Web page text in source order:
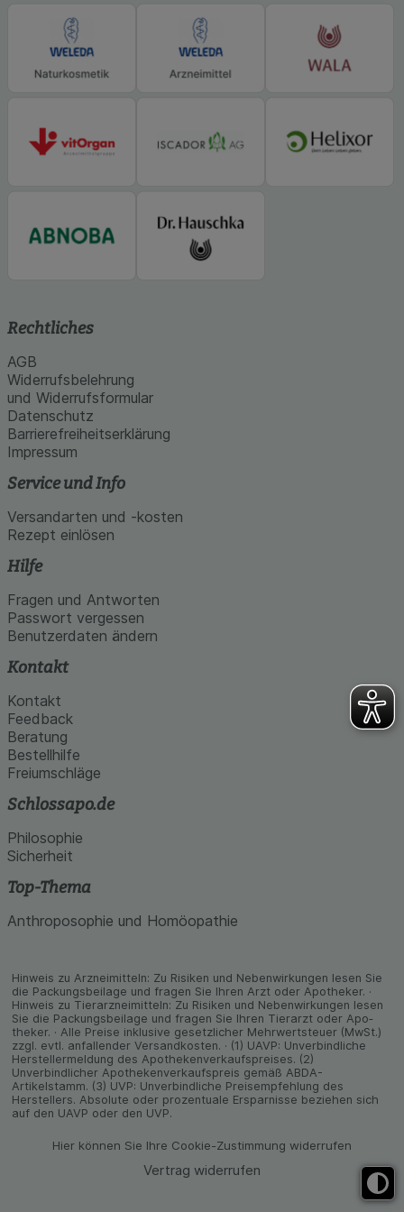
Statistik & Tracking:
Hierüber lassen sich
Informationen über die Art und Weise der Nutzung
unserer Website sammeln, mit deren Hilfe wir
unsere Website weiter für Sie optimieren können,
zu gestalten. Bitte beachten Sie, dass Daten
hierfür teilweise an Dritte wie z.B. Google oder
Rechtliches
AGB
Widerrufsbelehrung
und Widerrufsformular
Datenschutz
Barrierefreiheitserklärung
Impressum
Service und Info
Versandarten und -kosten
Rezept einlösen
Hilfe
Fragen und Antworten
Passwort vergessen
Benutzerdaten ändern
Kontakt
Kontakt
Feedback
Beratung
Bestellhilfe
Freiumschläge
Schlossapo.de
Philosophie
Sicherheit
Top-Thema
Anthroposophie und Homöopathie
Hinweis zu Arzneimitteln: Zu Risiken und Neben­wirkungen lesen Sie
die Packungs­beilage und fragen Sie Ihren Arzt oder Apo­theker. ·
Hinweis zu Tier­arz­nei­mitteln: Zu Risiken und Neben­wirkungen lesen
Sie die Packungs­beilage und fragen Sie Ihren Tier­arzt oder Apo­
theker. · Alle Preise inklusive gesetz­licher Mehrwertsteuer (MwSt.)
zzgl. evtl. anfallender Versand­kosten. · (1) UAVP: Unverbindliche
Herstellermeldung des Apothekenverkaufspreises. (2)
Unverbindlicher Apothekenverkaufspreis gemäß ABDA-
Artikelstamm. (3) UVP: Unverbindliche Preisempfehlung des
Herstellers. Absolute oder prozentuale Ersparnisse beziehen sich
auf den UAVP oder den UVP.
Hier können Sie Ihre Cookie-Zustimmung widerrufen
Vertrag widerrufen